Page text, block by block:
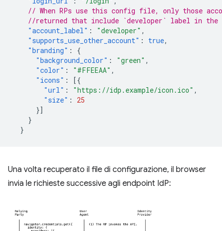
// When RPs use this config file, only those
//returned that include `developer` label in the
"account_label" : "developer" ,
"supports_use_other_account" : true,
"branding" :
{
"background_color" : "green" ,
"color" : "#FFEEAA" ,
"icons" :
[{
"url" : "https://idp.example/icon.ico" ,
"size" :
25
}]
}
}
Una volta recuperato il file di configurazione, il browser
invia le richieste successive agli endpoint IdP: